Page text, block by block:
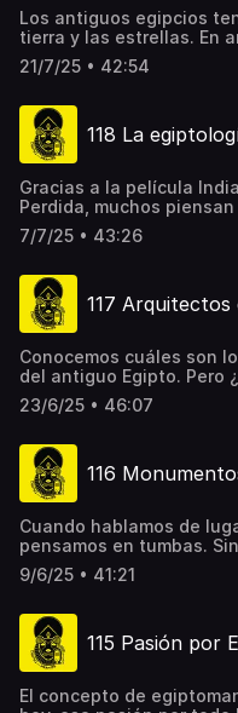
de un aficionado a la
Goerlitz. .
Los antiguos egipcios
tierra y las estrellas. En
del todo que rodeaba
pirámides encontramos
sus ancestros. Las
han explicado dónde
cómo pudieron llegar a
21/7/25 • 42:54
118 La
Gracias a la película
Perdida, muchos
arqueología egipcias
no existió nada de eso.
Seguro que lo que
sorprender.
7/7/25 • 43:26
117 Arquitectos
Conocemos cuáles son
del antiguo Egipto. Pero
se esconden detrás de
¿Legaron alguna huella
hallazgos que te van a
idea que tenías de las
faraónico.
23/6/25 • 46:07
116
Cuando hablamos de
pensamos en tumbas.
ausencia de
que son mencionadas
Alejandría, la segunda
Laberinto de Hawara..
9/6/25 • 41:21
115 Pasión por
El concepto de